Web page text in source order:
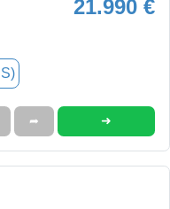
21.990 €
➦ ➜